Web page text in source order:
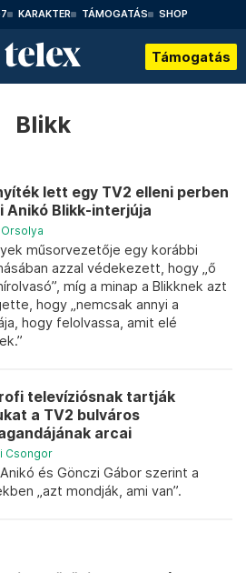
KARAKTER TÁMOGATÁS SHOP
Támogatás
Blikk
lett egy TV2 elleni perben
Anikó Blikk-interjúja
műsorvezetője egy korábbi
azzal védekezett, hogy „ő
míg a minap a Blikknek azt
hogy „nemcsak annyi a
hogy felolvassa, amit elé
televíziósnak tartják
a TV2 bulváros
arcai
Csongor
és Gönczi Gábor szerint a
„azt mondják, ami van”.